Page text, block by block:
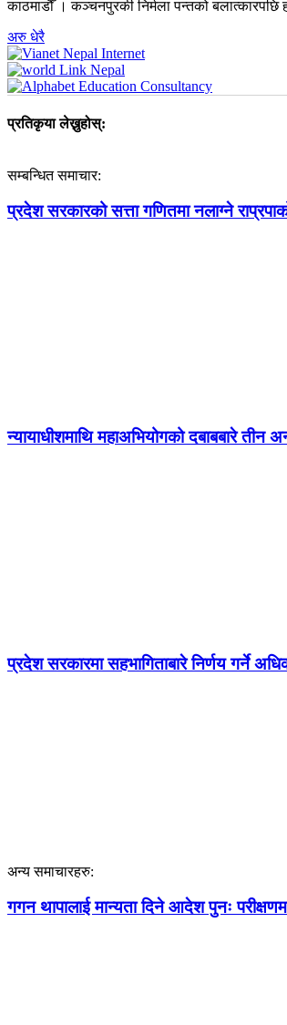
काठमाडौँ । कञ्चनपुरकी निर्मला पन्तको
अरु धेरै
प्रतिकृया लेख्नुहोस्:
सम्बन्धित समाचार:
प्रदेश सरकारको सत्ता गणितमा नलाग्ने
न्यायाधीशमाथि महाअभियोगको दबाबबारे तीन
प्रदेश सरकारमा सहभागिताबारे निर्णय गर्ने
अन्य समाचारहरु:
गगन थापालाई मान्यता दिने आदेश पुनः